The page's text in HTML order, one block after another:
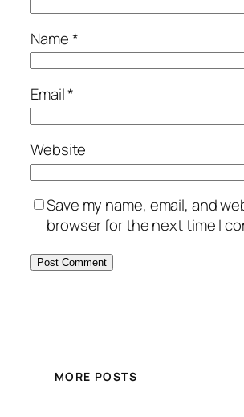
Name*
Email*
Website
Save my name, email, and
browser for the next time I
MORE POSTS